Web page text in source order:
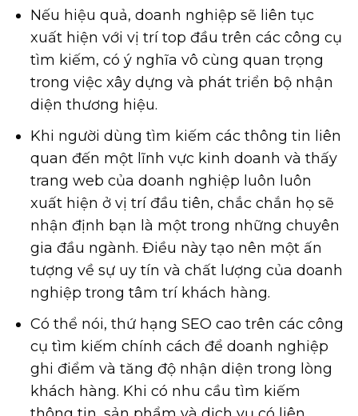
Nếu hiệu quả, doanh nghiệp sẽ liên tục
xuất hiện với vị trí top đầu trên các công cụ
tìm kiếm, có ý nghĩa vô cùng quan trọng
trong việc xây dựng và phát triển bộ nhận
diện thương hiệu.
Khi người dùng tìm kiếm các thông tin liên
quan đến một lĩnh vực kinh doanh và thấy
trang web của doanh nghiệp luôn luôn
xuất hiện ở vị trí đầu tiên, chắc chắn họ sẽ
nhận định bạn là một trong những chuyên
gia đầu ngành. Điều này tạo nên một ấn
tượng về sự uy tín và chất lượng của doanh
nghiệp trong tâm trí khách hàng.
Có thể nói, thứ hạng SEO cao trên các công
cụ tìm kiếm chính cách để doanh nghiệp
ghi điểm và tăng độ nhận diện trong lòng
khách hàng. Khi có nhu cầu tìm kiếm